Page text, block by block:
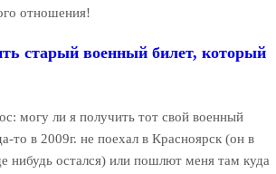
отношения!
старый военный билет, который
могу ли я получить тот свой военный
то в 2009г. не поехал в Красноярск (он в
нибудь остался) или пошлют меня там куда